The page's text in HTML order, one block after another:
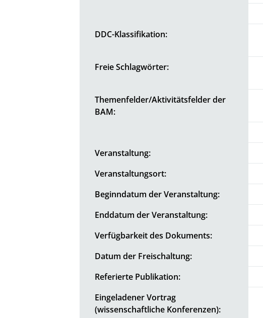
DDC-Klassifikation:
Freie Schlagwörter:
Themenfelder/Aktivitätsfelder der
BAM:
Veranstaltung:
Veranstaltungsort:
Beginndatum der Veranstaltung:
Enddatum der Veranstaltung:
Verfügbarkeit des Dokuments:
Datum der Freischaltung:
Referierte Publikation:
Eingeladener Vortrag
(wissenschaftliche Konferenzen):